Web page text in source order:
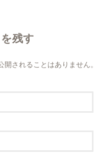
残す
開されることはありません。